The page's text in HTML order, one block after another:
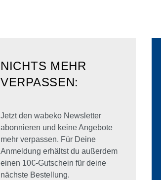
NICHTS MEHR
VERPASSEN:
Jetzt den wabeko Newsletter
abonnieren und keine Angebote
mehr verpassen. Für Deine
Anmeldung erhältst du außerdem
einen 10€-Gutschein für deine
nächste Bestellung.